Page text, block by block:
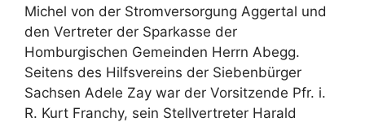
Michel von der Stromversorgung Aggertal und
den Vertreter der Sparkasse der
Homburgischen Gemeinden Herrn Abegg.
Seitens des Hilfsvereins der Siebenbürger
Sachsen Adele Zay war der Vorsitzende Pfr. i.
R. Kurt Franchy, sein Stellvertreter Harald